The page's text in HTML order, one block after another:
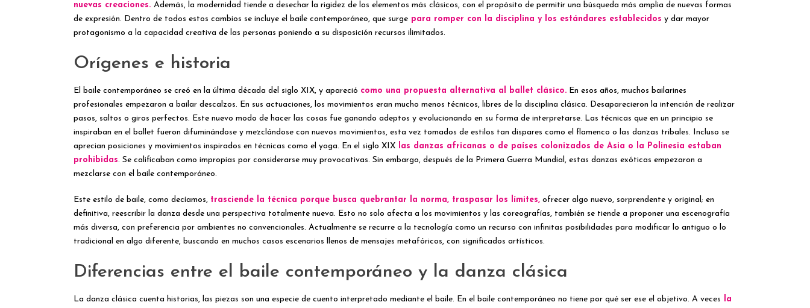
nuevas creaciones. Además, la modernidad tiende a desechar la rigidez de los elementos más clásicos, con el propósito de permitir una búsqueda más amplia de nuevas formas
de expresión. Dentro de todos estos cambios se incluye el baile contemporáneo, que surge para romper con la disciplina y los estándares establecidos y dar mayor
protagonismo a la capacidad creativa de las personas poniendo a su disposición recursos ilimitados.
Orígenes e historia
El baile contemporáneo se creó en la última década del siglo XIX, y apareció como una propuesta alternativa al ballet clásico. En esos años, muchos bailarines
profesionales empezaron a bailar descalzos. En sus actuaciones, los movimientos eran mucho menos técnicos, libres de la disciplina clásica. Desaparecieron la intención de realizar
pasos, saltos o giros perfectos. Este nuevo modo de hacer las cosas fue ganando adeptos y evolucionando en su forma de interpretarse. Las técnicas que en un principio se
inspiraban en el ballet fueron difuminándose y mezclándose con nuevos movimientos, esta vez tomados de estilos tan dispares como el flamenco o las danzas tribales. Incluso se
aprecian posiciones y movimientos inspirados en técnicas como el yoga. En el siglo XIX las danzas africanas o de países colonizados de Asia o la Polinesia estaban
prohibidas. Se calificaban como impropias por considerarse muy provocativas. Sin embargo, después de la Primera Guerra Mundial, estas danzas exóticas empezaron a
mezclarse con el baile contemporáneo.
Este estilo de baile, como decíamos, trasciende la técnica porque busca quebrantar la norma, traspasar los límites, ofrecer algo nuevo, sorprendente y original; en
definitiva, reescribir la danza desde una perspectiva totalmente nueva. Esto no solo afecta a los movimientos y las coreografías, también se tiende a proponer una escenografía
más diversa, con preferencia por ambientes no convencionales. Actualmente se recurre a la tecnología como un recurso con infinitas posibilidades para modificar lo antiguo o lo
tradicional en algo diferente, buscando en muchos casos escenarios llenos de mensajes metafóricos, con significados artísticos.
Diferencias entre el baile contemporáneo y la danza clásica
La danza clásica cuenta historias, las piezas son una especie de cuento interpretado mediante el baile. En el baile contemporáneo no tiene por qué ser ese el objetivo. A veces la